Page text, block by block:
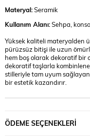
Materyal:Seramik
Kullanım Alanı:Sehpa,
Yüksek kaliteli materyalden
pürüzsüz bitişi ile uzun
hem boş olarak dekoratif bir
dekoratif taşlarla
stilleriyle tam uyum
bir estetik kazandırır.
ÖDEME SEÇENEKLERI